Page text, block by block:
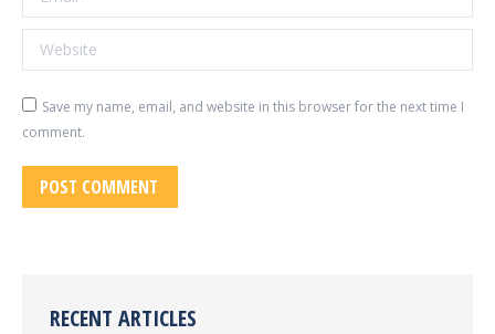
Website
Save my name, email, and website in this browser for the next time I
comment.
POST COMMENT
RECENT ARTICLES